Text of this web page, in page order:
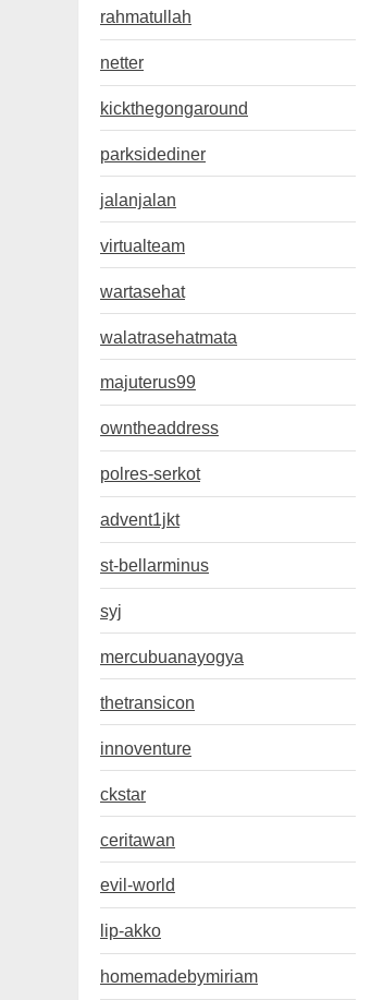
rahmatullah
netter
kickthegongaround
parksidediner
jalanjalan
virtualteam
wartasehat
walatrasehatmata
majuterus99
owntheaddress
polres-serkot
advent1jkt
st-bellarminus
syj
mercubuanayogya
thetransicon
innoventure
ckstar
ceritawan
evil-world
lip-akko
homemadebymiriam